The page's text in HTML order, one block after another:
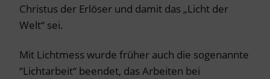
Christus der Erlöser und damit das „Licht der
Welt“ sei.
Mit Lichtmess wurde früher auch die sogenannte
“Lichtarbeit“ beendet, das Arbeiten bei